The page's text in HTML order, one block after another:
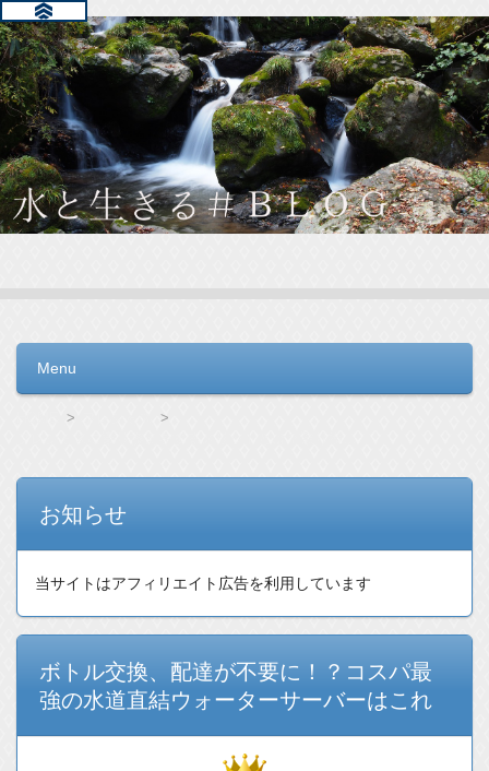
Menu
コンテンツへ移動
お知らせ
当サイトはアフィリエイト広告を利用しています
ボトル交換、配達が不要に！？コスパ最
強の水道直結ウォーターサーバーはこれ